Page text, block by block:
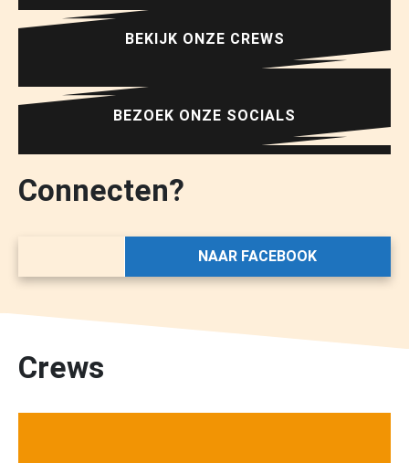
BEKIJK ONZE CREWS
BEZOEK ONZE SOCIALS
Connecten?
NAAR FACEBOOK
Crews